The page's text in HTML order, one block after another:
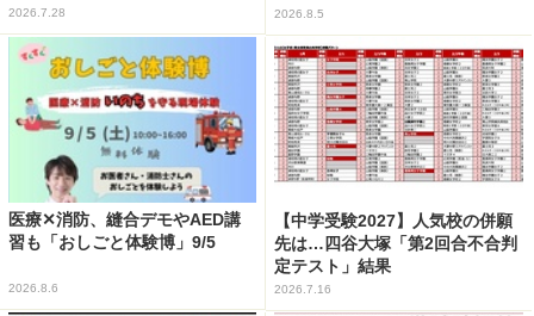
2026.7.28 2026.8.5
医療✕消防、縫合デモやAED講
習も「おしごと体験博」9/5
2026.8.6
【中学受験2027】人気校の併願
先は…四谷大塚「第2回合不合判
定テスト」結果
2026.7.16